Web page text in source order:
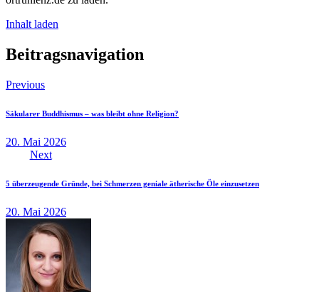
Inhalt laden
Beitragsnavigation
Previous
Säkularer Buddhismus – was bleibt ohne Religion?
20. Mai 2026
Next
5 überzeugende Gründe, bei Schmerzen geniale ätherische Öle einzusetzen
20. Mai 2026